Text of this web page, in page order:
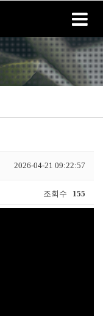
회원가입
2026-04-21 09:22:57
조회수 155